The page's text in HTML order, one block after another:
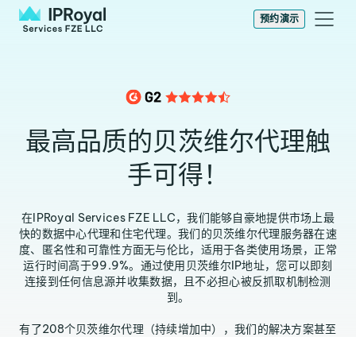
预约演示
最高品质的贝茨维尔代理触
手可得！
在IPRoyal Services FZE LLC，我们能够自豪地提供市场上最
快的数据中心代理和住宅代理。我们的贝茨维尔代理服务器在速
度、匿名性和可靠性方面无与伦比，适用于各类使用场景，正常
运行时间高于99.9%。通过使用贝茨维尔IP地址，您可以即刻
连接到任何信息源并收集数据，且不必担心被反抓取机制检测
到。
有了208个贝茨维尔代理（持续增加中），我们的解决方案甚至